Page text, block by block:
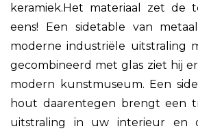
keramiek.Het materiaal zet de
eens! Een sidetable van
moderne industriële uitstraling
gecombineerd met glas ziet hij
modern kunstmuseum. Een
hout daarentegen brengt een
uitstraling in uw interieur en